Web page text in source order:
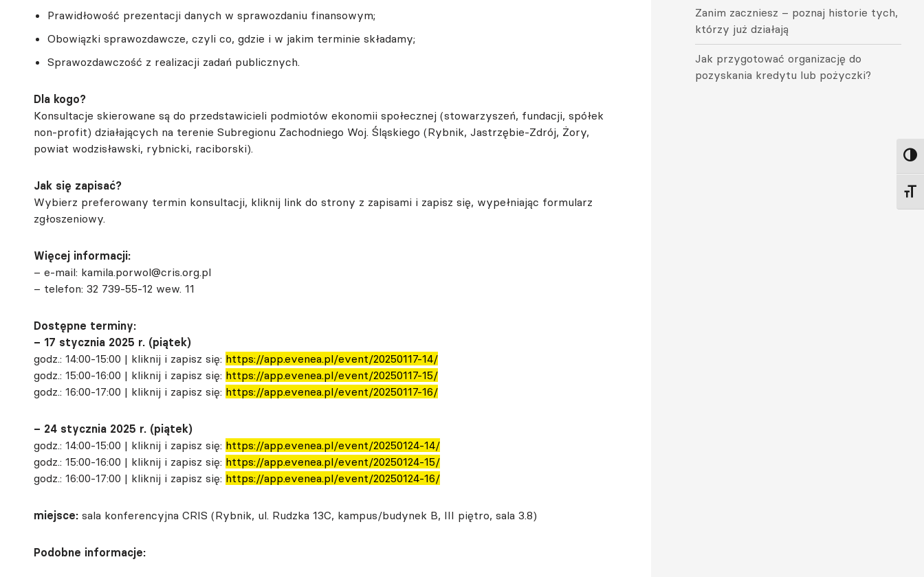
Prawidłowość prezentacji danych w sprawozdaniu finansowym;
Obowiązki sprawozdawcze, czyli co, gdzie i w jakim terminie składamy;
Sprawozdawczość z realizacji zadań publicznych.
Dla kogo?
Konsultacje skierowane są do przedstawicieli podmiotów ekonomii społecznej (stowarzyszeń, fundacji, spółek
non-profit) działających na terenie Subregionu Zachodniego Woj. Śląskiego (Rybnik, Jastrzębie-Zdrój, Żory,
powiat wodzisławski, rybnicki, raciborski).
Jak się zapisać?
Wybierz preferowany termin konsultacji, kliknij link do strony z zapisami i zapisz się, wypełniając formularz
zgłoszeniowy.
Więcej informacji:
– e-mail: kamila.porwol@cris.org.pl
– telefon: 32 739-55-12 wew. 11
Dostępne terminy:
– 17 stycznia 2025 r. (piątek)
godz.: 14:00-15:00 | kliknij i zapisz się: https://app.evenea.pl/event/20250117-14/
godz.: 15:00-16:00 | kliknij i zapisz się: https://app.evenea.pl/event/20250117-15/
godz.: 16:00-17:00 | kliknij i zapisz się: https://app.evenea.pl/event/20250117-16/
– 24 stycznia 2025 r. (piątek)
godz.: 14:00-15:00 | kliknij i zapisz się: https://app.evenea.pl/event/20250124-14/
godz.: 15:00-16:00 | kliknij i zapisz się: https://app.evenea.pl/event/20250124-15/
godz.: 16:00-17:00 | kliknij i zapisz się: https://app.evenea.pl/event/20250124-16/
miejsce: sala konferencyjna CRIS (Rybnik, ul. Rudzka 13C, kampus/budynek B, III piętro, sala 3.8)
Podobne informacje:
Zanim zaczniesz – poznaj historie tych,
którzy już działają
Jak przygotować organizację do
pozyskania kredytu lub pożyczki?